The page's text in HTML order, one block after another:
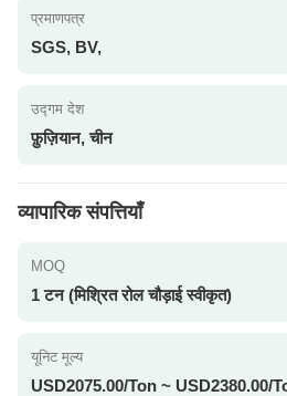
प्रमाणपत्र
SGS, BV,
उद्गम देश
फ़ुज़ियान, चीन
व्यापारिक संपत्तियाँ
MOQ
1 टन (मिश्रित रोल चौड़ाई स्वीकृत)
यूनिट मूल्य
USD2075.00/Ton ~ USD2380.00/